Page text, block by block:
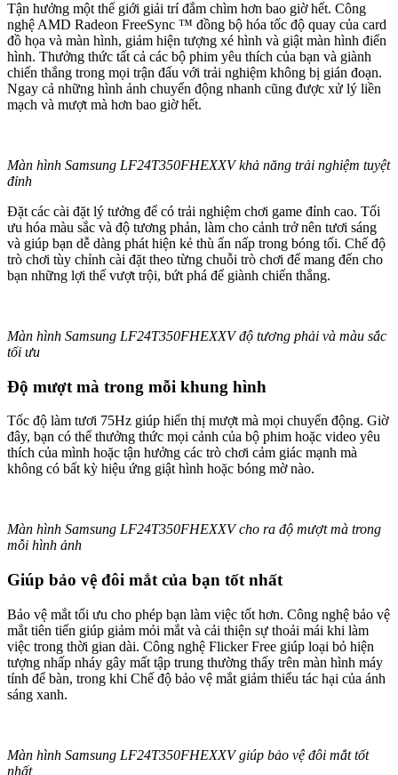
Tận hưởng một thế giới giải trí đắm chìm hơn bao giờ hết. Công
nghệ AMD Radeon FreeSync ™ đồng bộ hóa tốc độ quay của card
đồ họa và màn hình, giảm hiện tượng xé hình và giật màn hình điển
hình. Thưởng thức tất cả các bộ phim yêu thích của bạn và giành
chiến thắng trong mọi trận đấu với trải nghiệm không bị gián đoạn.
Ngay cả những hình ảnh chuyển động nhanh cũng được xử lý liền
mạch và mượt mà hơn bao giờ hết.
Màn hình Samsung LF24T350FHEXXV khả năng trải nghiệm tuyệt
đỉnh
Đặt các cài đặt lý tưởng để có trải nghiệm chơi game đỉnh cao. Tối
ưu hóa màu sắc và độ tương phản, làm cho cảnh trở nên tươi sáng
và giúp bạn dễ dàng phát hiện kẻ thù ẩn nấp trong bóng tối. Chế độ
trò chơi tùy chỉnh cài đặt theo từng chuỗi trò chơi để mang đến cho
bạn những lợi thế vượt trội, bứt phá để giành chiến thắng.
Màn hình Samsung LF24T350FHEXXV độ tương phải và màu sắc
tối ưu
Độ mượt mà trong mỗi khung hình
Tốc độ làm tươi 75Hz giúp hiển thị mượt mà mọi chuyển động. Giờ
đây, bạn có thể thưởng thức mọi cảnh của bộ phim hoặc video yêu
thích của mình hoặc tận hưởng các trò chơi cảm giác mạnh mà
không có bất kỳ hiệu ứng giật hình hoặc bóng mờ nào.
Màn hình Samsung LF24T350FHEXXV cho ra độ mượt mà trong
mỗi hình ảnh
Giúp bảo vệ đôi mắt của bạn tốt nhất
Bảo vệ mắt tối ưu cho phép bạn làm việc tốt hơn. Công nghệ bảo vệ
mắt tiên tiến giúp giảm mỏi mắt và cải thiện sự thoải mái khi làm
việc trong thời gian dài. Công nghệ Flicker Free giúp loại bỏ hiện
tượng nhấp nháy gây mất tập trung thường thấy trên màn hình máy
tính để bàn, trong khi Chế độ bảo vệ mắt giảm thiểu tác hại của ánh
sáng xanh.
Màn hình Samsung LF24T350FHEXXV giúp bảo vệ đôi mắt tốt
nhất